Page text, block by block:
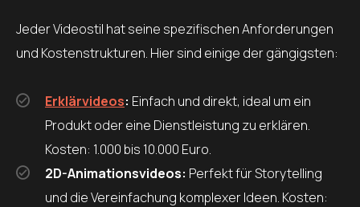
Jeder Videostil hat seine spezifischen Anforderungen
und Kostenstrukturen. Hier sind einige der gängigsten:
Erklärvideos: Einfach und direkt, ideal um ein
Produkt oder eine Dienstleistung zu erklären.
Kosten: 1.000 bis 10.000 Euro.
2D-Animationsvideos: Perfekt für Storytelling
und die Vereinfachung komplexer Ideen. Kosten: